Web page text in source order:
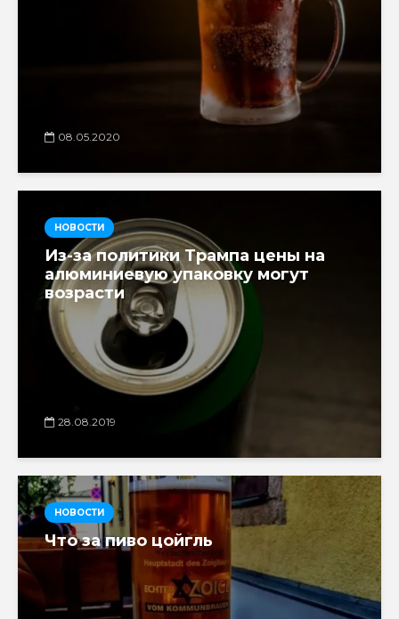
08.05.2020
НОВОСТИ
Из-за политики Трампа цены на
алюминиевую упаковку могут
возрасти
28.08.2019
НОВОСТИ
Что за пиво цойгль